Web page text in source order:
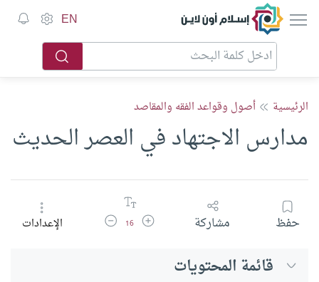
إسلام أون لاين EN
الرئيسية أصول وقواعد الفقه والمقاصد
مدارس الاجتهاد في العصر الحديث
حفظ مشاركة زيادة حجم الخط
16 تقليل حجم الخطالإعدادات
قائمة المحتويات